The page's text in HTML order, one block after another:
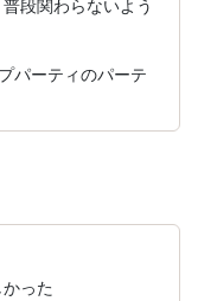
段関わらないよう
パーティのパーテ
った